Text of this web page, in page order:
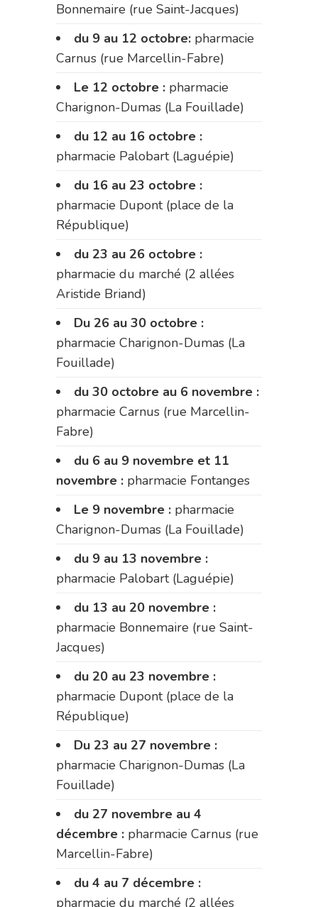
Bonnemaire (rue Saint-Jacques)
du 9 au 12 octobre: pharmacie
Carnus (rue Marcellin-Fabre)
Le 12 octobre : pharmacie
Charignon-Dumas (La Fouillade)
du 12 au 16 octobre :
pharmacie Palobart (Laguépie)
du 16 au 23 octobre :
pharmacie Dupont (place de la
République)
du 23 au 26 octobre :
pharmacie du marché (2 allées
Aristide Briand)
Du 26 au 30 octobre :
pharmacie Charignon-Dumas (La
Fouillade)
du 30 octobre au 6 novembre :
pharmacie Carnus (rue Marcellin-
Fabre)
du 6 au 9 novembre et 11
novembre : pharmacie Fontanges
Le 9 novembre : pharmacie
Charignon-Dumas (La Fouillade)
du 9 au 13 novembre :
pharmacie Palobart (Laguépie)
du 13 au 20 novembre :
pharmacie Bonnemaire (rue Saint-
Jacques)
du 20 au 23 novembre :
pharmacie Dupont (place de la
République)
Du 23 au 27 novembre :
pharmacie Charignon-Dumas (La
Fouillade)
du 27 novembre au 4
décembre : pharmacie Carnus (rue
Marcellin-Fabre)
du 4 au 7 décembre :
pharmacie du marché (2 allées